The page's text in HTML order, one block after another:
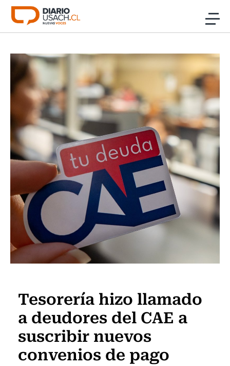
Click acá para ir directamente al contenido
Investigación
Cultura
Programas Radio y TV Usach
Tesorería hizo llamado
a deudores del CAE a
suscribir nuevos
convenios de pago